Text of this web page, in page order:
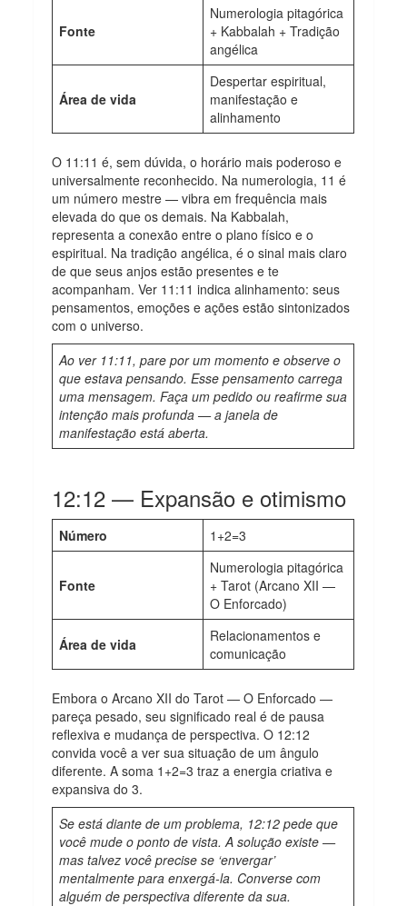
Fonte
Numerologia pitagórica
+ Kabbalah + Tradição
angélica
Área de vida
Despertar espiritual,
manifestação e
alinhamento
O 11:11 é, sem dúvida, o horário mais poderoso e
universalmente reconhecido. Na numerologia, 11 é
um número mestre — vibra em frequência mais
elevada do que os demais. Na Kabbalah,
representa a conexão entre o plano físico e o
espiritual. Na tradição angélica, é o sinal mais claro
de que seus anjos estão presentes e te
acompanham. Ver 11:11 indica alinhamento: seus
pensamentos, emoções e ações estão sintonizados
com o universo.
Ao ver 11:11, pare por um momento e observe o
que estava pensando. Esse pensamento carrega
uma mensagem. Faça um pedido ou reafirme sua
intenção mais profunda — a janela de
manifestação está aberta.
12:12 — Expansão e otimismo
Número 1+2=3
Fonte
Numerologia pitagórica
+ Tarot (Arcano XII —
O Enforcado)
Área de vida
Relacionamentos e
comunicação
Embora o Arcano XII do Tarot — O Enforcado —
pareça pesado, seu significado real é de pausa
reflexiva e mudança de perspectiva. O 12:12
convida você a ver sua situação de um ângulo
diferente. A soma 1+2=3 traz a energia criativa e
expansiva do 3.
Se está diante de um problema, 12:12 pede que
você mude o ponto de vista. A solução existe —
mas talvez você precise se ‘envergar’
mentalmente para enxergá-la. Converse com
alguém de perspectiva diferente da sua.